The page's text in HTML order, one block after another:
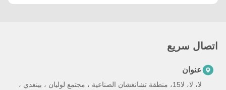
اتصال سريع
عنوان
لا، لا، لا15، منطقة تشانغشان الصناعية ، مجتمع لوليان ، بينغدي ،